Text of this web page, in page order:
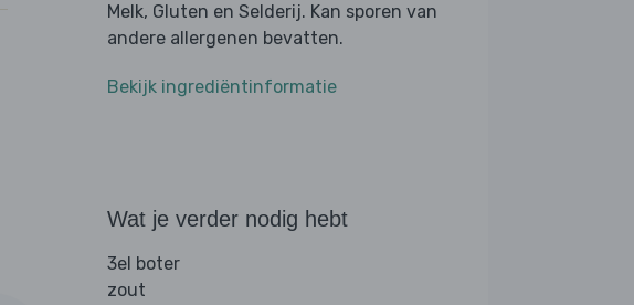
Melk, Gluten en Selderij. Kan sporen van
andere allergenen bevatten.
Bekijk ingrediëntinformatie
Wat je verder nodig hebt
3el boter
zout